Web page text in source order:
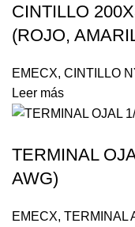
CINTILLO
(ROJO,
EMECX, CINTILLO
Leer más
TERMINAL
AWG)
EMECX, TERMINAL